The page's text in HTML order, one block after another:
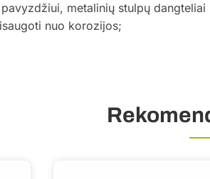
metalinių stulpų dangteliai
nuo korozijos;